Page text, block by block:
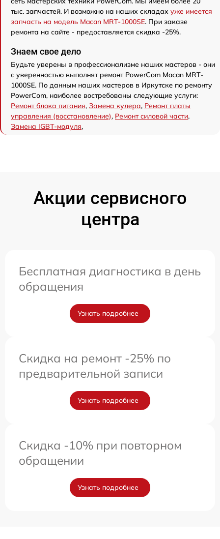
тыс. запчастей. И возможно на наших складах уже имеется
запчасть на модель Macan MRT-1000SE. При заказе
ремонта на сайте - предоставляется скидка -25%.
Знаем свое дело
Будьте уверены в профессионализме наших мастеров - они
с уверенностью выполнят ремонт PowerCom Macan MRT-
1000SE. По данным наших мастеров в Иркутске по ремонту
PowerCom, наиболее востребованы следующие услуги:
Ремонт блока питания, Замена кулера, Ремонт платы
управления (восстановление), Ремонт силовой части,
Замена IGBT-модуля,
Акции сервисного
центра
Бесплатная диагностика в день
обращения
Узнать подробнее
Скидка на ремонт -25% по
предварительной записи
Узнать подробнее
Скидка -10% при повторном
обращении
Узнать подробнее